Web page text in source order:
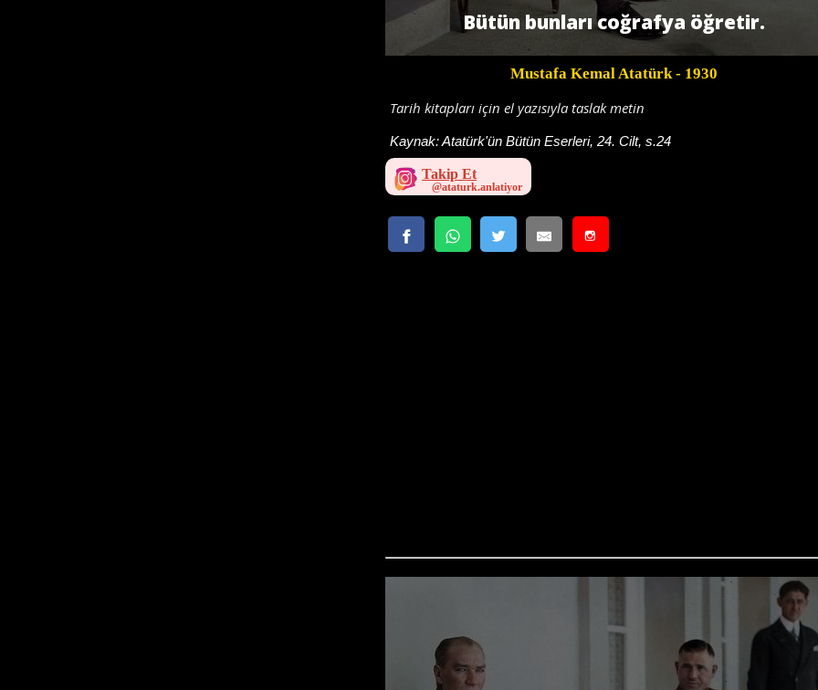
Bütün bunları coğ­rafya öğretir.
Mustafa Kemal Atatürk- 1930
Tarih kitapları için el yazısıyla taslak metin
Kaynak:Atatürk'ün Bütün Eserleri, 24. Cilt, s.24
Takip Et